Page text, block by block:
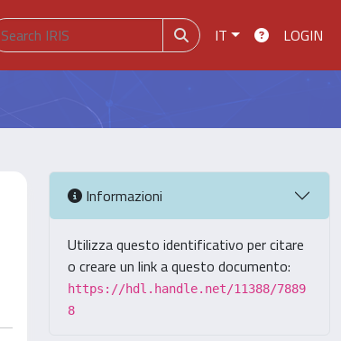
IT LOGIN
Informazioni
Utilizza questo identificativo per citare
o creare un link a questo documento:
https://hdl.handle.net/11388/7889
8